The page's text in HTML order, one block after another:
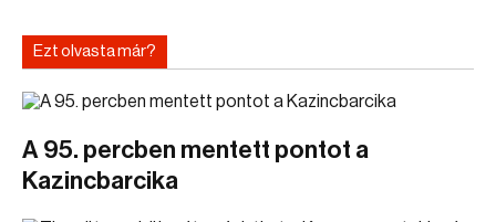
Ezt olvasta már?
A 95. percben mentett pontot a
Kazincbarcika